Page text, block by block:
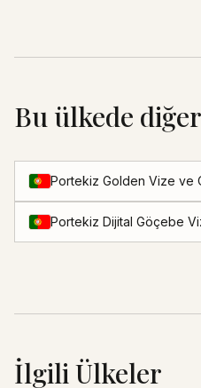
Bu ülkede
Portekiz Golden Vize ve
Portekiz Dijital Göçebe
İlgili Ülkeler